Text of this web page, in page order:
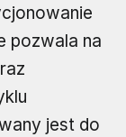
pozwala na
jest do